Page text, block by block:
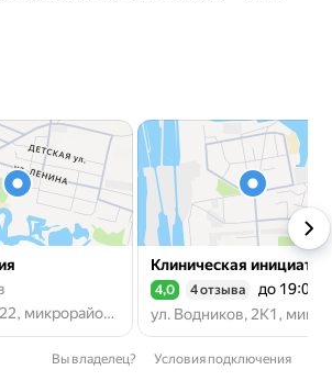
ул. Ленина, 22, микрорайон Шексна Южная, рабочий посёлок Шексна
Клиническая инициатива
Рейтинг 4,0 из 5
4,0 4 отзыва
до 19:00
Вы владелец? Условия подключения